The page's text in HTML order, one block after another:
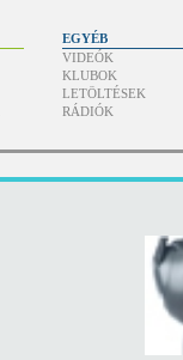
EGYÉB
VIDEÓK
KLUBOK
LETÖLTÉSEK
RÁDIÓK